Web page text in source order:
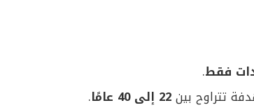
فقط.
تتراوح بين22 إلى 40 عامًا
.